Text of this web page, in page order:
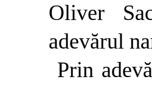
Oliver
adevărul
Prin